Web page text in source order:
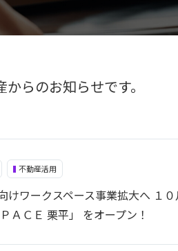
らのお知らせです。
不動産活用
けワークスペース事業拡大へ １
ＡＣＥ 栗平」 をオープン！